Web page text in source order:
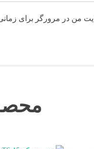
من در مرورگر برای